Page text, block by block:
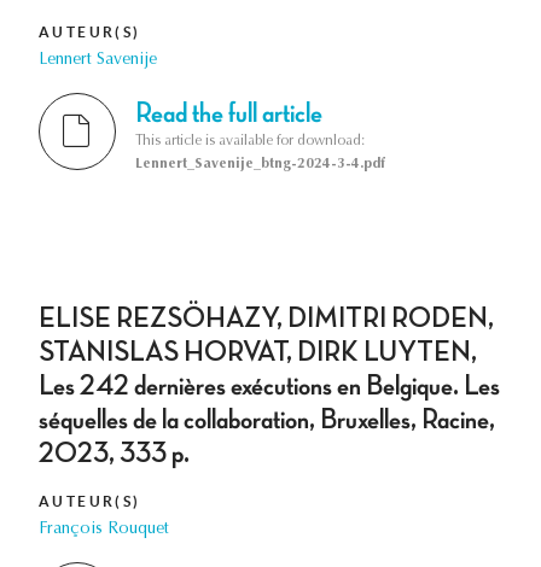
AUTEUR(S)
Lennert Savenije
Read the full article
This article is available for download:
Lennert_Savenije_btng-2024-3-4.pdf
ELISE REZSÖHAZY, DIMITRI RODEN,
STANISLAS HORVAT, DIRK LUYTEN,
Les 242 dernières exécutions en Belgique. Les
séquelles de la collaboration, Bruxelles, Racine,
2023, 333 p.
AUTEUR(S)
François Rouquet